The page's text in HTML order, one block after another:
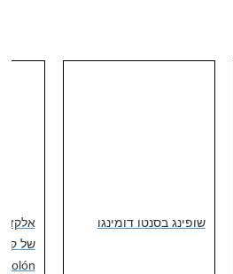
שופינג בסנטו דומינגו